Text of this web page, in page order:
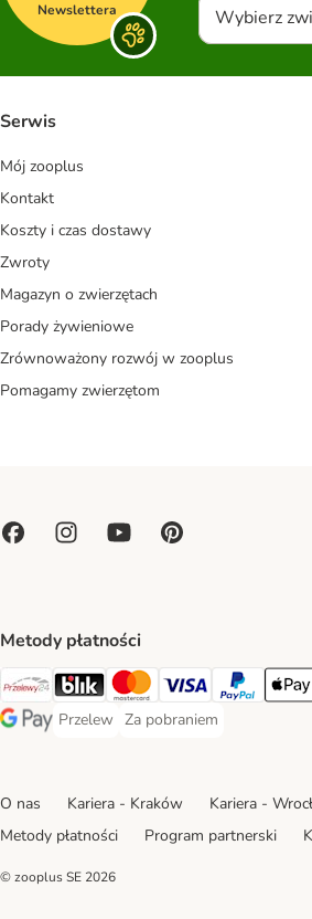
Newslettera
Wybierz
Serwis
Mój zooplus
Kontakt
Koszty i czas dostawy
Zwroty
Magazyn o zwierzętach
Porady żywieniowe
Zrównoważony rozwój w zooplus
Pomagamy zwierzętom
Metody płatności
Przelewy24 Payment Method
Blik Payment Method
MasterCard Payment Method
Visa Payment Method
PayPal Apple
Google Pay Payment Method
Przelew
Przelew Payment Method
Za pobraniem
Za pobraniem Payment
O nas Kariera - Kraków Kariera -
Metody płatności
Program partnerski
© zooplus SE 2026